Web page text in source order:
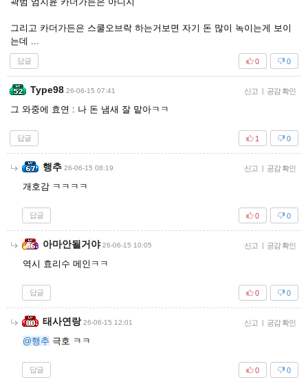
그리고 카더가든은 스쿨오브락 하는거보면 자기 돈 많이 녹이는게 보이
는데 ...
답글 0
0
Type98 26-06-15 07:41 신고 | 공감 확인
그 와중에 효연 : 나 돈 냄새 잘 맡아ㅋㅋ
답글 0
1
행추 26-06-15 08:19 신고 | 공감 확인
개호감 ㅋㅋㅋㅋ
답글 0
0
아마안될거야 26-06-15 10:05 신고 | 공감 확인
역시 효리수 메인ㅋㅋ
답글 0
0
태사연랑 26-06-15 12:01 신고 | 공감 확인
@행추 극호 ㅋㅋ
답글 0
0